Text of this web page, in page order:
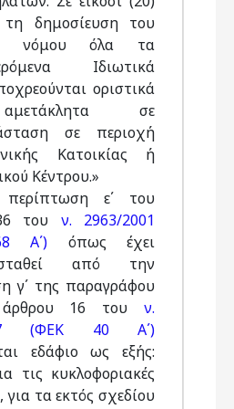
δημοσίευση του
νόμου όλα τα
Ιδιωτικά
οριστικά
σε
σε περιοχή
Κατοικίας ή
Κέντρου.»
ε΄ του
του ν. 2963/2001
Α΄) όπως έχει
από την
γ΄ της παραγράφου
16 του ν.
(ΦΕΚ 40 Α΄)
εδάφιο ως εξής:
τις κυκλοφοριακές
για τα εκτός σχεδίου